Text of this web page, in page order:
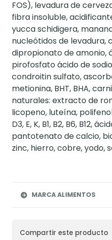
FOS), levadura de
fibra insoluble,
yucca schidigera,
nucleótidos de levadura,
dipropionato de amonio,
pirofosfato ácido de
condroitin sulfato,
metionina, BHT, BHA,
naturales: extracto de
licopeno, luteína,
D3, E, K, B1, B2, B6, B12,
pantotenato de calcio,
zinc, hierro, cobre, yodo,
MARCA ALIMENTOS
Compartir este producto